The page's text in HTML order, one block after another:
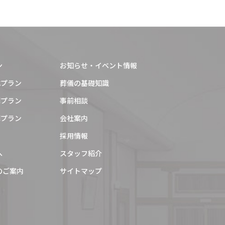
2024年11月
2024年9月
2024年8月
2024年3月
2024年2月
ラン
ラン
ラン
ご案内
お知らせ・イベント情報
葬儀の基礎知識
事前相談
会社案内
採用情報
スタッフ紹介
サイトマップ